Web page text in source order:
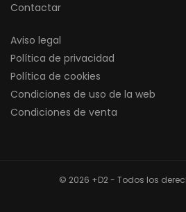
Contactar
Aviso legal
Política de privacidad
Política de cookies
Condiciones de uso de la web
Condiciones de venta
© 2026 +D2 - Todos los